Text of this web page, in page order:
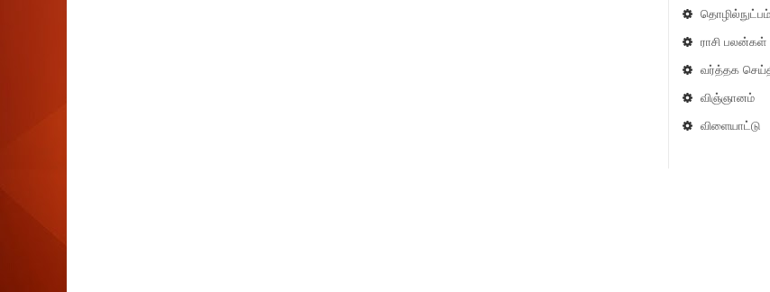
தொழில்நுட்பம்
ராசி பலன்கள்
வர்த்தக
விஞ்ஞானம்
விளையாட்டு